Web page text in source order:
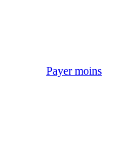
Payer moins